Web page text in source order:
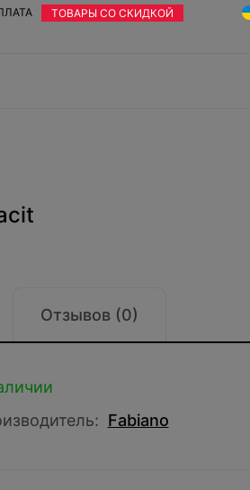
ТОВАРЫ СО СКИДКОЙ
Отзывов (0)
Fabiano